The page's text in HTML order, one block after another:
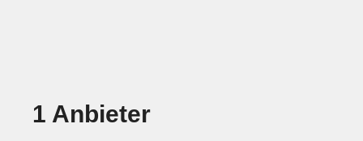
1 Anbieter